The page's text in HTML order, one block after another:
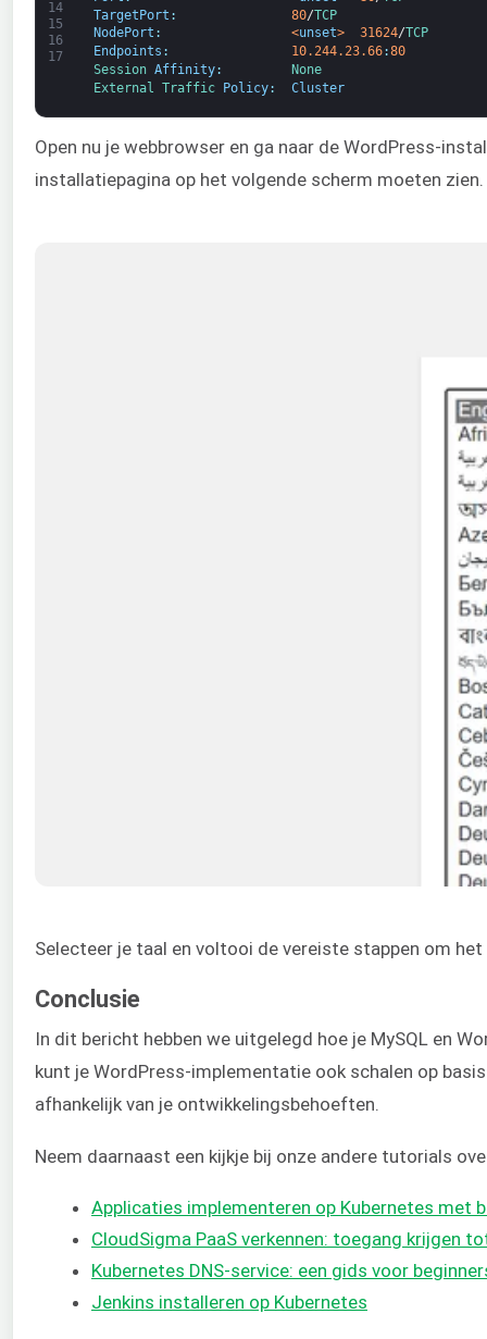
14
15
16
17
TargetPort : 80/TCP
NodePort : <unset> 31624/TCP
Endpoints : 10.244.23.66:80
Session Affinity:
None
External Traffic Policy: Cluster
Open nu je webbrowser en ga naar de WordPress-
installatiepagina op het volgende scherm moeten zien.
Selecteer je taal en voltooi de vereiste stappen om
Conclusie
In dit bericht hebben we uitgelegd hoe je MySQL en
kunt je WordPress-implementatie ook schalen op
afhankelijk van je ontwikkelingsbehoeften.
Neem daarnaast een kijkje bij onze andere tutorials
Applicaties implementeren op Kubernetes met
CloudSigma PaaS verkennen: toegang krijgen
Kubernetes DNS-service: een gids voor
Jenkins installeren op Kubernetes